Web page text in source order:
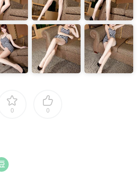
0 0